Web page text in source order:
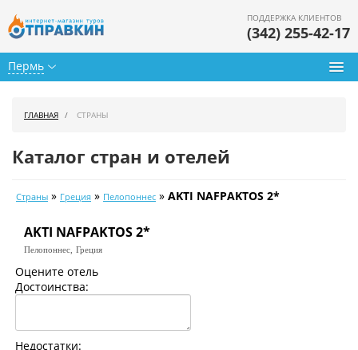
Пермь
ПОДДЕРЖКА КЛИЕНТОВ
(342) 255-42-17
Календарь туров
Цены дня
Страны
ГЛАВНАЯ СТРАНЫ
Каталог стран и отелей
Страны » Греция » Пелопоннес » AKTI NAFPAKTOS 2*
AKTI NAFPAKTOS 2*
Пелопоннес, Греция
Оцените отель
Достоинства:
Недостатки: